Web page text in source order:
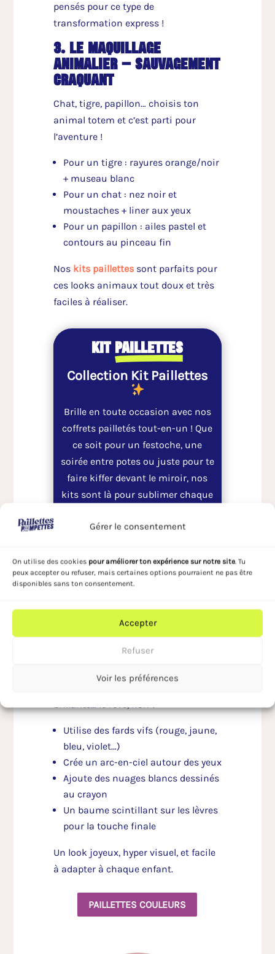
Gérer le consentement
On utilise des cookies pour améliorer ton expérience sur notre site. Tu
peux accepter ou refuser, mais certaines options pourraient ne pas être
disponibles sans ton consentement.
Accepter
Refuser
Voir les préférences
pensés pour ce type de
transformation express !
3. le maquillage
animalier – sauvagement
craquant
Chat, tigre, papillon… choisis ton
animal totem et c’est parti pour
l’aventure !
Pour un tigre : rayures orange/noir
+ museau blanc
Pour un chat : nez noir et
moustaches + liner aux yeux
Pour un papillon : ailes pastel et
contours au pinceau fin
Nos kits paillettessont parfaits pour
ces looks animaux tout doux et très
faciles à réaliser.
kit paillettes
Collection Kit Paillettes
Brille en toute occasion avec nos
coffrets pailletés tout-en-un ! Que
ce soit pour un festoche, une
soirée entre potes ou juste pour te
faire kiffer devant le miroir, nos
kits sont là pour sublimer chaque
paillettes
4. le maquillage arc-en-
ciel – explosion de
Un arc coloré autour des yeux, des
brillante… le rêve, non ?
Utilise des fards vifs (rouge, jaune,
bleu, violet…)
Crée un arc-en-ciel autour des yeux
Ajoute des nuages blancs dessinés
au crayon
Un baume scintillant sur les lèvres
pour la touche finale
Un look joyeux, hyper visuel, et facile
à adapter à chaque enfant.
PAILLETTES COULEURS